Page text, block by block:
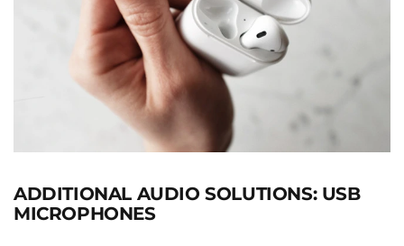
ADDITIONAL AUDIO SOLUTIONS: USB
MICROPHONES